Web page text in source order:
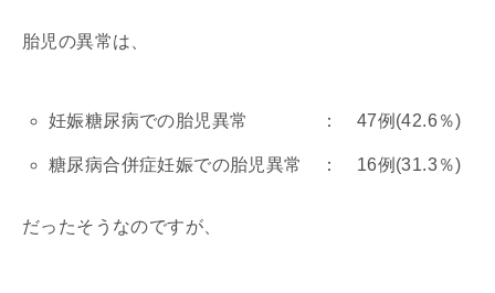
胎児の異常は、
妊娠糖尿病での胎児異常 ： 47例(42.6％)
糖尿病合併症妊娠での胎児異常 ： 16例(31.3％)
だったそうなのですが、